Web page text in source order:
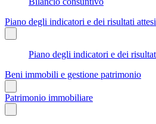
Piano degli indicatori e dei risultati
Piano degli indicatori e dei
Beni immobili e gestione patrimonio
Patrimonio immobiliare